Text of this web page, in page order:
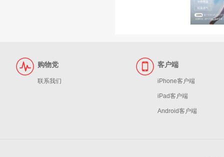
购物党
联系我们
客户端
iPhone客户端
iPad客户端
Android客户端